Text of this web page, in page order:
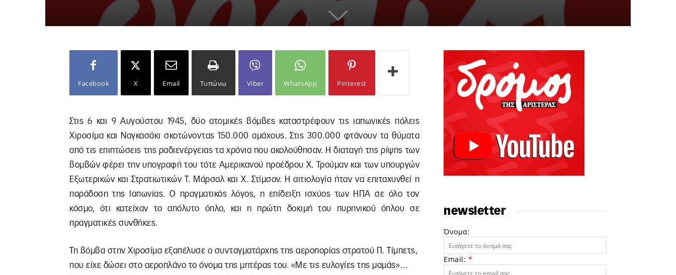
Facebook X Email Τυπώνω Viber WhatsApp Pinterest
Στις 6 και 9 Αυγούστου 1945, δύο ατομικές βόμβες καταστρέφουν τις ιαπωνικές πόλεις
Χιροσίμα και Ναγκασάκι σκοτώνοντας 150.000 αμάχους. Στις 300.000 φτάνουν τα θύματα
από τις επιπτώσεις της ραδιενέργειας τα χρόνια που ακολούθησαν. Η διαταγή της ρίψης των
βομβών φέρει την υπογραφή του τότε Αμερικανού προέδρου Χ. Τρούμαν και των υπουργών
Εξωτερικών και Στρατιωτικών Τ. Μάρσαλ και Χ. Στίμσον. Η αιτιολογία ήταν να επιταχυνθεί η
παράδοση της Ιαπωνίας. Ο πραγματικός λόγος, η επίδειξη ισχύος των ΗΠΑ σε όλο τον
κόσμο, ότι κατείχαν το απόλυτο όπλο, και η πρώτη δοκιμή του πυρηνικού όπλου σε
πραγματικές συνθήκες.
Τη βόμβα στην Χιροσίμα εξαπέλυσε ο συνταγματάρχης της αεροπορίας στρατού Π. Τίμπετς,
που είχε δώσει στο αεροπλάνο το όνομα της μητέρας του. «Με τις ευλογίες της μαμάς»…
newsletter
Όνομα:
Email: *